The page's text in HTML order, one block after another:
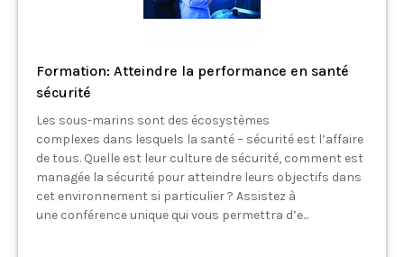
Formation: Atteindre la performance en santé
sécurité
Les sous-marins sont des écosystèmes
complexes dans lesquels la santé – sécurité est l’affaire
de tous. Quelle est leur culture de sécurité, comment est
managée la sécurité pour atteindre leurs objectifs dans
cet environnement si particulier ? Assistez à
une conférence unique qui vous permettra d’e...